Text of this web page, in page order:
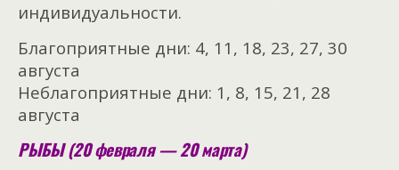
индивидуальности.
Благоприятные дни: 4, 11, 18, 23, 27, 30
августа
Неблагоприятные дни: 1, 8, 15, 21, 28
августа
РЫБЫ (20 февраля — 20 марта)